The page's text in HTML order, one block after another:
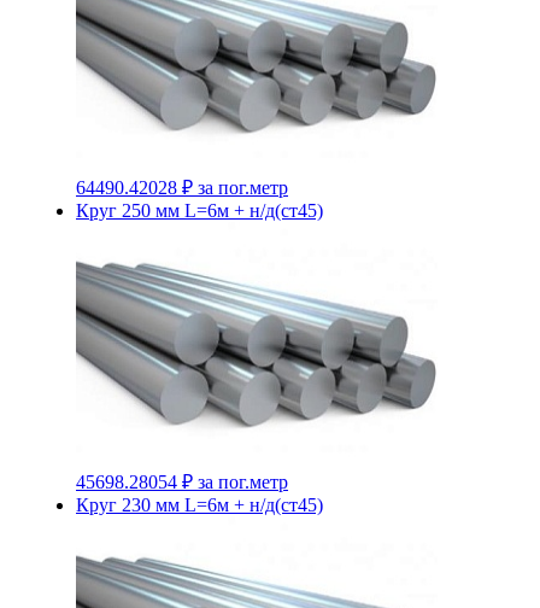
64490.42028 ₽ за пог.метр
Круг 250 мм L=6м + н/д(ст45)
45698.28054 ₽ за пог.метр
Круг 230 мм L=6м + н/д(ст45)